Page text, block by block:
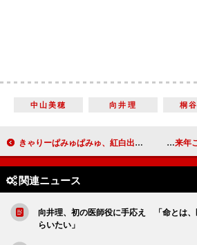
中山美穂 向井理 桐
きゃりーぱみゅぱみゅ、紅白出場に意欲 「ぜひ出たい。誰よりも目立ちたい」 ローラ、記者
関連ニュース
向井理、初の医師役に手応え 「命とは、
らいたい」